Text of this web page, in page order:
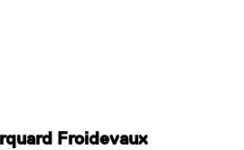
Froidevaux